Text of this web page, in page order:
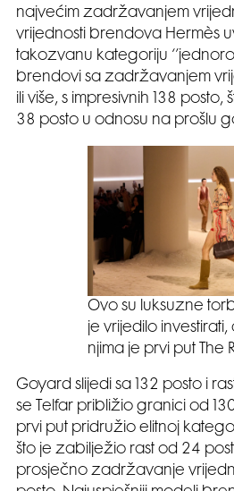
najvećim zadržavanjem
vrijednosti brendova Hermès
takozvanu kategoriju
brendovi sa zadržavanjem
ili više, s impresivnih 138
38 posto u odnosu na prošlu
Ovo su luksuzne
je vrijedilo investirati,
njima je prvi put The
Goyard slijedi sa 132 posto i
se Telfar približio granici od
prvi put pridružio elitnoj
što je zabilježio rast od 24
prosječno zadržavanje